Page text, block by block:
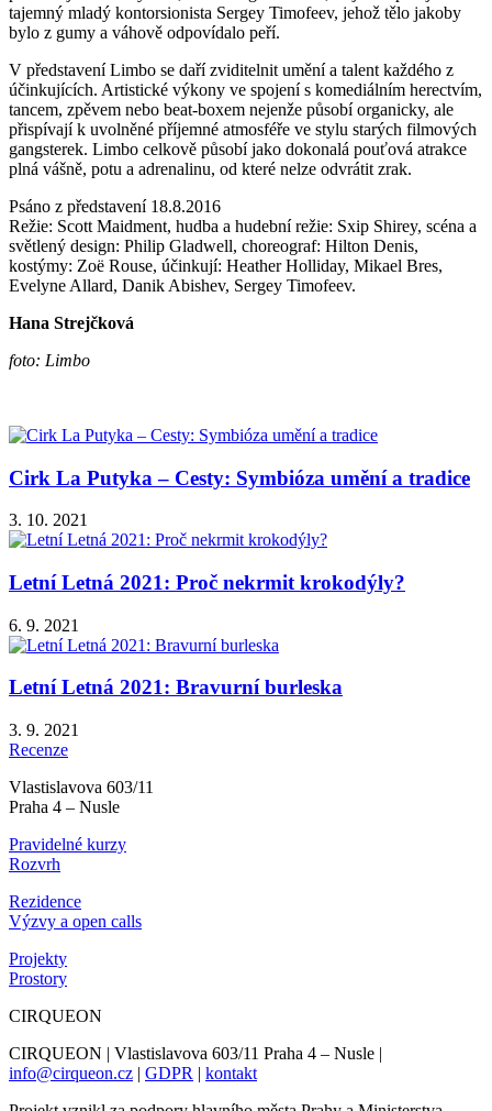
tajemný mladý kontorsionista Sergey Timofeev, jehož tělo jakoby
bylo z gumy a váhově odpovídalo peří.
V představení Limbo se daří zviditelnit umění a talent každého z
účinkujících. Artistické výkony ve spojení s komediálním herectvím,
tancem, zpěvem nebo beat-boxem nejenže působí organicky, ale
přispívají k uvolněné příjemné atmosféře ve stylu starých filmových
gangsterek. Limbo celkově působí jako dokonalá pouťová atrakce
plná vášně, potu a adrenalinu, od které nelze odvrátit zrak.
Psáno z představení 18.8.2016
Režie: Scott Maidment, hudba a hudební režie: Sxip Shirey, scéna a
světlený design: Philip Gladwell, choreograf: Hilton Denis,
kostýmy: Zoë Rouse, účinkují: Heather Holliday, Mikael Bres,
Evelyne Allard, Danik Abishev, Sergey Timofeev.
Hana Strejčková
foto: Limbo
Cirk La Putyka – Cesty: Symbióza umění a tradice
3. 10. 2021
Letní Letná 2021: Proč nekrmit krokodýly?
6. 9. 2021
Letní Letná 2021: Bravurní burleska
3. 9. 2021
Recenze
Vlastislavova 603/11
Praha 4 – Nusle
Pravidelné kurzy
Rozvrh
Rezidence
Výzvy a open calls
Projekty
Prostory
CIRQUEON
CIRQUEON | Vlastislavova 603/11 Praha 4 – Nusle |
info@cirqueon.cz | GDPR | kontakt